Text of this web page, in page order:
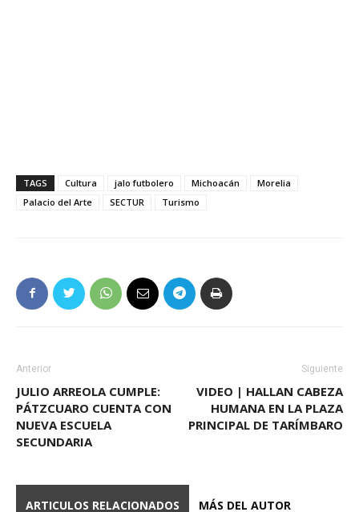
TAGS Cultura jalo futbolero Michoacán
Morelia
Palacio del Arte
SECTUR Turismo
Anterior
JULIO ARREOLA CUMPLE:
PÁTZCUARO CUENTA CON
NUEVA ESCUELA
SECUNDARIA
Siguiente
VIDEO | HALLAN CABEZA
HUMANA EN LA PLAZA
PRINCIPAL DE TARÍMBARO
ARTICULOS RELACIONADOS MÁS DEL AUTOR